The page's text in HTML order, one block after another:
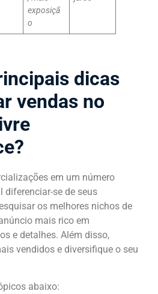
exposiçã
o
dicas
vendas no
em um número
diferenciar-se de seus
os melhores nichos de
mais rico em
e detalhes. Além disso,
vendidos e diversifique o seu
abaixo: